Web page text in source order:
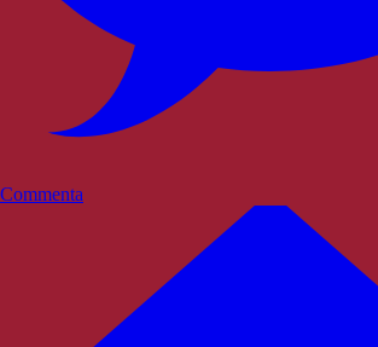
Commenta